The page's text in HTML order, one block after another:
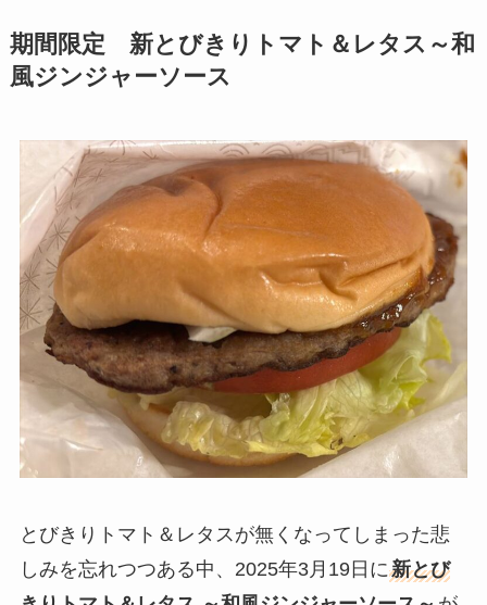
期間限定 新とびきりトマト＆レタス～和
風ジンジャーソース
とびきりトマト＆レタスが無くなってしまった悲
しみを忘れつつある中、2025年3月19日に新とび